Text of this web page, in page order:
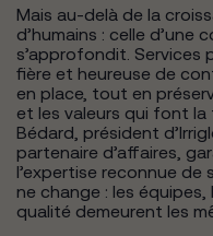
Mais au-delà de la
d’humains : celle
s’approfondit. Services
fière et heureuse de
en place, tout en
et les valeurs qui font la
Bédard, président
partenaire d’affaires,
l’expertise reconnue de
ne change : les
qualité demeurent les